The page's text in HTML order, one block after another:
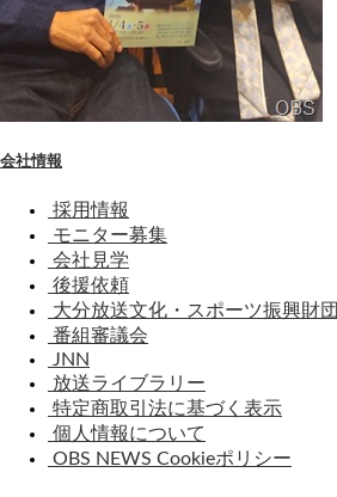
会社情報
採用情報
モニター募集
会社見学
後援依頼
大分放送文化・スポーツ振興財団
番組審議会
JNN
放送ライブラリー
特定商取引法に基づく表示
個人情報について
OBS NEWS Cookieポリシー